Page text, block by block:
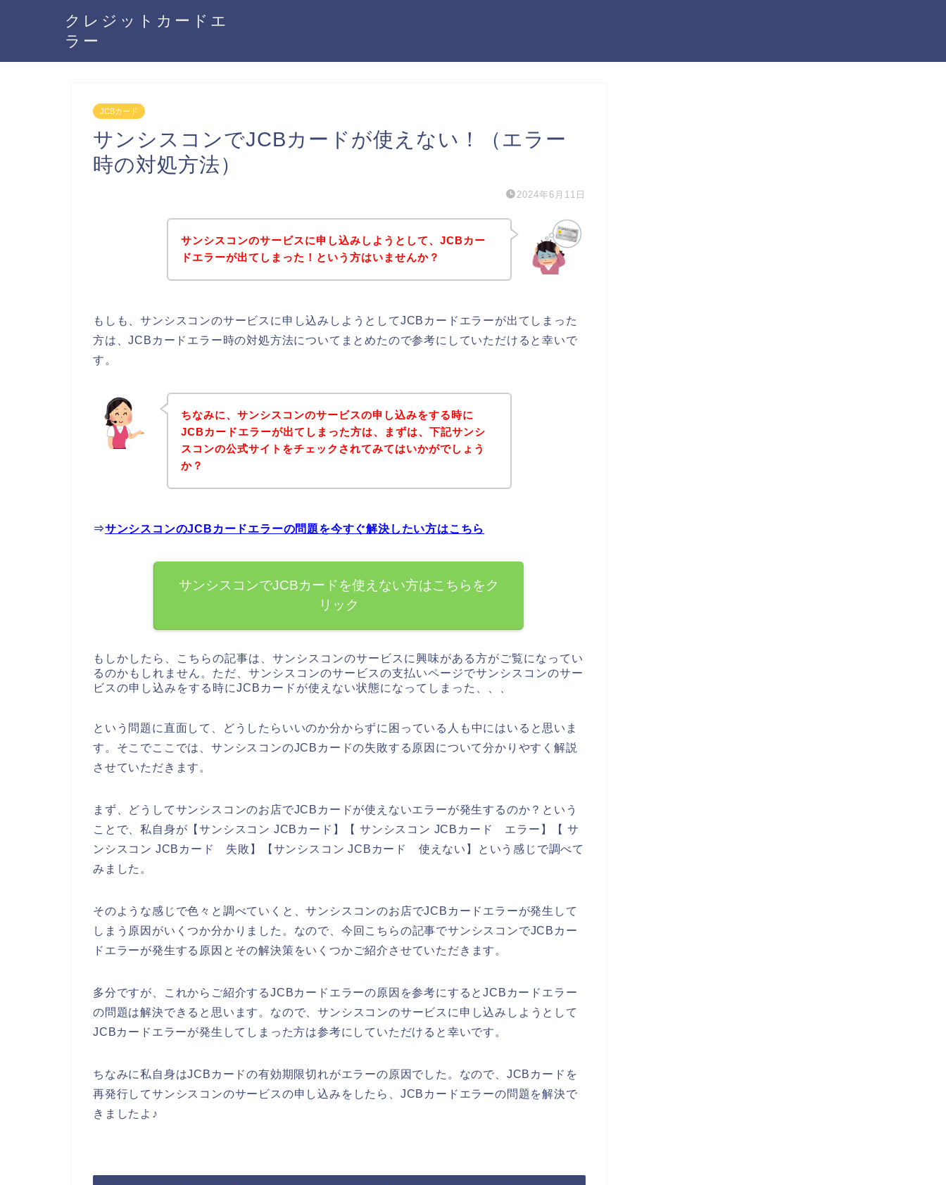
クレジットカードエ
ラー
JCBカード
サンシスコンでJCBカードが使えない！（エラー
時の対処方法）
2024年6月11日
サンシスコンのサービスに申し込みしようとして、JCBカー
ドエラーが出てしまった！という方はいませんか？
もしも、サンシスコンのサービスに申し込みしようとしてJCBカードエラーが出てしまった
方は、JCBカードエラー時の対処方法についてまとめたので参考にしていただけると幸いで
す。
ちなみに、サンシスコンのサービスの申し込みをする時に
JCBカードエラーが出てしまった方は、まずは、下記サンシ
スコンの公式サイトをチェックされてみてはいかがでしょう
か？
⇒サンシスコンのJCBカードエラーの問題を今すぐ解決したい方はこちら
サンシスコンでJCBカードを使えない方はこちらをク
リック
もしかしたら、こちらの記事は、サンシスコンのサービスに興味がある方がご覧になってい
るのかもしれません。ただ、サンシスコンのサービスの支払いページでサンシスコンのサー
ビスの申し込みをする時にJCBカードが使えない状態になってしまった、、、
という問題に直面して、どうしたらいいのか分からずに困っている人も中にはいると思いま
す。そこでここでは、サンシスコンのJCBカードの失敗する原因について分かりやすく解説
させていただきます。
まず、どうしてサンシスコンのお店でJCBカードが使えないエラーが発生するのか？という
ことで、私自身が【サンシスコン JCBカード】【 サンシスコン JCBカード エラー】【 サ
ンシスコン JCBカード 失敗】【サンシスコン JCBカード 使えない】という感じで調べて
みました。
そのような感じで色々と調べていくと、サンシスコンのお店でJCBカードエラーが発生して
しまう原因がいくつか分かりました。なので、今回こちらの記事でサンシスコンでJCBカー
ドエラーが発生する原因とその解決策をいくつかご紹介させていただきます。
多分ですが、これからご紹介するJCBカードエラーの原因を参考にするとJCBカードエラー
の問題は解決できると思います。なので、サンシスコンのサービスに申し込みしようとして
JCBカードエラーが発生してしまった方は参考にしていただけると幸いです。
ちなみに私自身はJCBカードの有効期限切れがエラーの原因でした。なので、JCBカードを
再発行してサンシスコンのサービスの申し込みをしたら、JCBカードエラーの問題を解決で
きましたよ♪